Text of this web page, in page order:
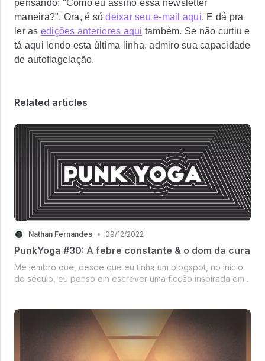
pensando: "Como eu assino essa newsletter
maneira?". Ora, é sódeixar seu e-mail aqui. E dá pra
ler as edições anteriores aqui também. Se não curtiu e
tá aqui lendo esta última linha, admiro sua capacidade
de autoflagelação.
Related articles
Nathan Fernandes • 09/12/2022
PunkYoga #30: A febre constante & o dom da cura
Me lembro que, desde que eu tinha um blogspot, no início
do século, eu penso em escrever uma ficção inspirada em